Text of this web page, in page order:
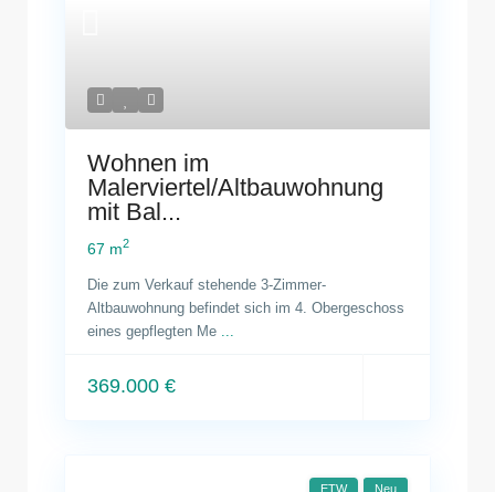
Wohnen im
Malerviertel/Altbauwohnung
mit Bal...
67 m2
Die zum Verkauf stehende 3-Zimmer-
Altbauwohnung befindet sich im 4. Obergeschoss
eines gepflegten Me
369.000 €
ETW Neu